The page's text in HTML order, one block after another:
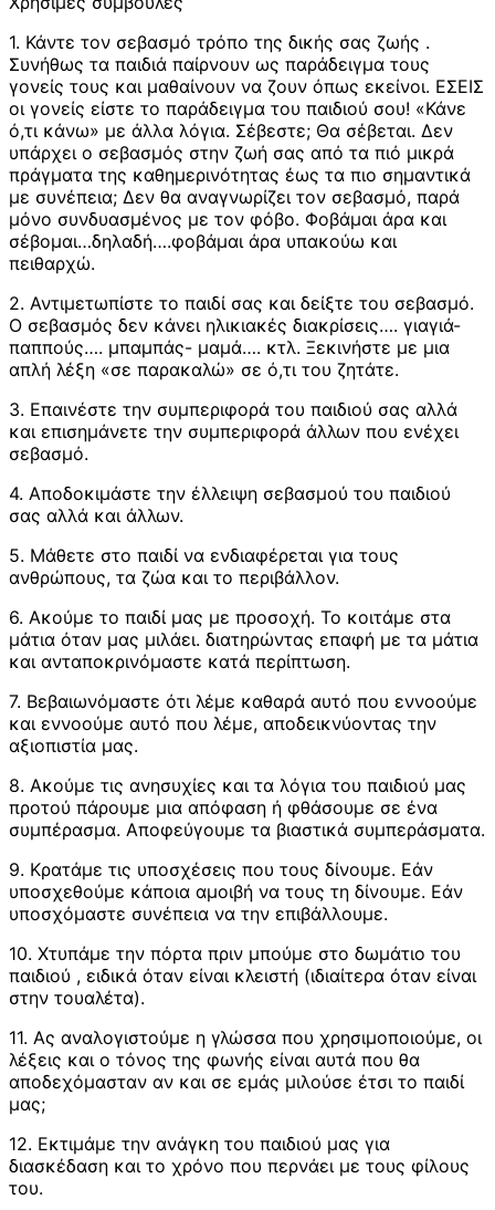
1. Κάντε τον σεβασμό τρόπο της δικής σας ζωής .
Συνήθως τα παιδιά παίρνουν ως παράδειγμα τους
γονείς τους και μαθαίνουν να ζουν όπως εκείνοι. ΕΣΕΙΣ
οι γονείς είστε το παράδειγμα του παιδιού σου! «Κάνε
ό,τι κάνω» με άλλα λόγια. Σέβεστε; Θα σέβεται. Δεν
υπάρχει ο σεβασμός στην ζωή σας από τα πιό μικρά
πράγματα της καθημερινότητας έως τα πιο σημαντικά
με συνέπεια; Δεν θα αναγνωρίζει τον σεβασμό, παρά
μόνο συνδυασμένος με τον φόβο. Φοβάμαι άρα και
σέβομαι…δηλαδή….φοβάμαι άρα υπακούω και
πειθαρχώ.
2. Αντιμετωπίστε το παιδί σας και δείξτε του σεβασμό.
Ο σεβασμός δεν κάνει ηλικιακές διακρίσεις…. γιαγιά-
παππούς…. μπαμπάς- μαμά…. κτλ. Ξεκινήστε με μια
απλή λέξη «σε παρακαλώ» σε ό,τι του ζητάτε.
3. Επαινέστε την συμπεριφορά του παιδιού σας αλλά
και επισημάνετε την συμπεριφορά άλλων που ενέχει
σεβασμό.
4. Αποδοκιμάστε την έλλειψη σεβασμού του παιδιού
σας αλλά και άλλων.
5. Μάθετε στο παιδί να ενδιαφέρεται για τους
ανθρώπους, τα ζώα και το περιβάλλον.
6. Ακούμε το παιδί μας με προσοχή. Το κοιτάμε στα
μάτια όταν μας μιλάει. διατηρώντας επαφή με τα μάτια
και ανταποκρινόμαστε κατά περίπτωση.
7. Βεβαιωνόμαστε ότι λέμε καθαρά αυτό που εννοούμε
και εννοούμε αυτό που λέμε, αποδεικνύοντας την
αξιοπιστία μας.
8. Ακούμε τις ανησυχίες και τα λόγια του παιδιού μας
προτού πάρουμε μια απόφαση ή φθάσουμε σε ένα
συμπέρασμα. Αποφεύγουμε τα βιαστικά συμπεράσματα.
9. Κρατάμε τις υποσχέσεις που τους δίνουμε. Εάν
υποσχεθούμε κάποια αμοιβή να τους τη δίνουμε. Εάν
υποσχόμαστε συνέπεια να την επιβάλλουμε.
10. Χτυπάμε την πόρτα πριν μπούμε στο δωμάτιο του
παιδιού , ειδικά όταν είναι κλειστή (ιδιαίτερα όταν είναι
στην τουαλέτα).
11. Ας αναλογιστούμε η γλώσσα που χρησιμοποιούμε, οι
λέξεις και ο τόνος της φωνής είναι αυτά που θα
αποδεχόμασταν αν και σε εμάς μιλούσε έτσι το παιδί
μας;
12. Εκτιμάμε την ανάγκη του παιδιού μας για
διασκέδαση και το χρόνο που περνάει με τους φίλους
του.